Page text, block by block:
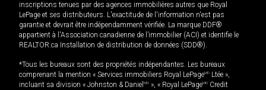
inscriptions tenues par des agences immobilières autres que Royal
LePage et ses distributeurs. L'exactitude de l'information n'est pas
garantie et devrait être indépendamment vérifiée. La marque DDF®
appartient à l'Association canadienne de l’immobilier (ACI) et identifie le
REALTOR.ca Installation de distribution de données (SDD®).
*Tous les bureaux sont des propriétés indépendantes. Les bureaux
comprenant la mention « Services immobiliers Royal LePageMD Ltée »,
incluant sa division « Johnston & Daniel MD », « Royal LePageMD Credit